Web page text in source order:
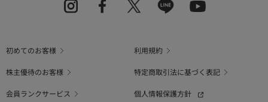
初めてのお客様
利用規約
株主優待のお客様
特定商取引法に基づく表記
会員ランクサービス
個人情報保護方針